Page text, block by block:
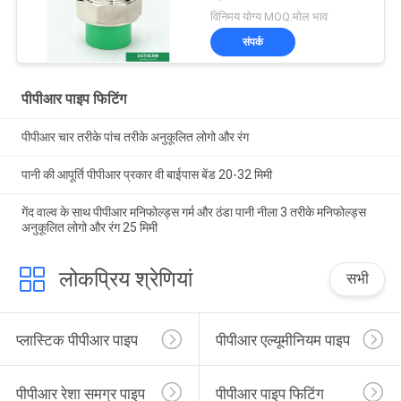
विनिमय योग्य MOQ:मोल भाव
संपर्क
पीपीआर पाइप फिटिंग
पीपीआर चार तरीके पांच तरीके अनुकूलित लोगो और रंग
पानी की आपूर्ति पीपीआर प्रकार वी बाईपास बेंड 20-32 मिमी
गेंद वाल्व के साथ पीपीआर मनिफोल्ड्स गर्म और ठंडा पानी नीला 3 तरीके मनिफोल्ड्स
अनुकूलित लोगो और रंग 25 मिमी
लोकप्रिय श्रेणियां सभी
प्लास्टिक पीपीआर पाइप पीपीआर एल्यूमीनियम पाइप
पीपीआर रेशा समग्र पाइप पीपीआर पाइप फिटिंग